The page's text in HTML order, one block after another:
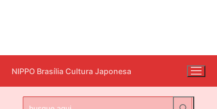
para
o
conteúdo
NIPPO Brasília Cultura Japonesa